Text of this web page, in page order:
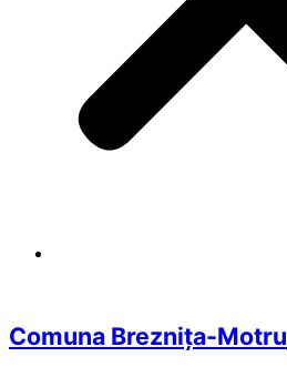
Comuna Breznița-Motru